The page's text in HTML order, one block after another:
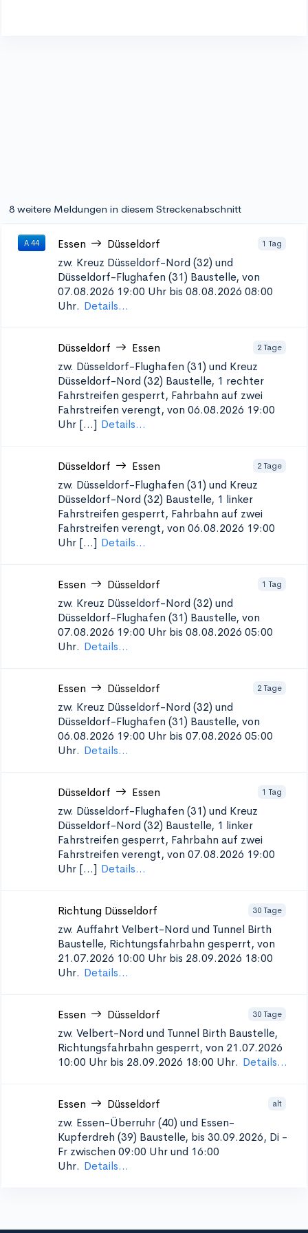
8 weitere Meldungen in diesem Streckenabschnitt
A 44 Essen Düsseldorf 1 Tag
zw. Kreuz Düsseldorf-Nord (32) und
Düsseldorf-Flughafen (31) Baustelle, von
07.08.2026 19:00 Uhr bis 08.08.2026 08:00
Uhr. Details...
Düsseldorf Essen 2 Tage
zw. Düsseldorf-Flughafen (31) und Kreuz
Düsseldorf-Nord (32) Baustelle, 1 rechter
Fahrstreifen gesperrt, Fahrbahn auf zwei
Fahrstreifen verengt, von 06.08.2026 19:00
Uhr [...] Details...
Düsseldorf Essen 2 Tage
zw. Düsseldorf-Flughafen (31) und Kreuz
Düsseldorf-Nord (32) Baustelle, 1 linker
Fahrstreifen gesperrt, Fahrbahn auf zwei
Fahrstreifen verengt, von 06.08.2026 19:00
Uhr [...] Details...
Essen Düsseldorf 1 Tag
zw. Kreuz Düsseldorf-Nord (32) und
Düsseldorf-Flughafen (31) Baustelle, von
07.08.2026 19:00 Uhr bis 08.08.2026 05:00
Uhr. Details...
Essen Düsseldorf 2 Tage
zw. Kreuz Düsseldorf-Nord (32) und
Düsseldorf-Flughafen (31) Baustelle, von
06.08.2026 19:00 Uhr bis 07.08.2026 05:00
Uhr. Details...
Düsseldorf Essen 1 Tag
zw. Düsseldorf-Flughafen (31) und Kreuz
Düsseldorf-Nord (32) Baustelle, 1 linker
Fahrstreifen gesperrt, Fahrbahn auf zwei
Fahrstreifen verengt, von 07.08.2026 19:00
Uhr [...] Details...
Richtung Düsseldorf 30 Tage
zw. Auffahrt Velbert-Nord und Tunnel Birth
Baustelle, Richtungsfahrbahn gesperrt, von
21.07.2026 10:00 Uhr bis 28.09.2026 18:00
Uhr. Details...
Essen Düsseldorf 30 Tage
zw. Velbert-Nord und Tunnel Birth Baustelle,
Richtungsfahrbahn gesperrt, von 21.07.2026
10:00 Uhr bis 28.09.2026 18:00 Uhr. Details...
Essen Düsseldorf alt
zw. Essen-Überruhr (40) und Essen-
Kupferdreh (39) Baustelle, bis 30.09.2026, Di -
Fr zwischen 09:00 Uhr und 16:00
Uhr. Details...